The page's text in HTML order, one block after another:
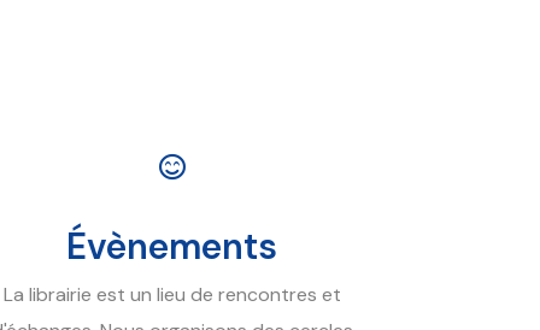
Évènements
La librairie est un lieu de rencontres et